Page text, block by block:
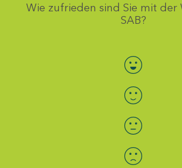
Wie zufrieden sind Sie mit der
SAB?
Bewertung